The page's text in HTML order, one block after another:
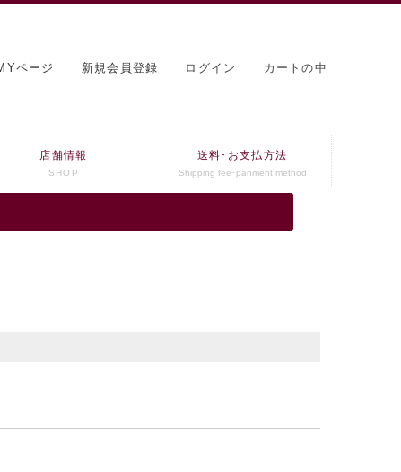
ページ 新規会員登録 ログイン カートの中
店舗情報
SHOP
送料･お支払方法
Shipping fee･panment method